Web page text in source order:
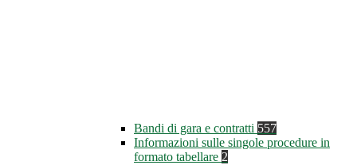
Bandi di gara e contratti 557
Informazioni sulle singole procedure in
formato tabellare 2